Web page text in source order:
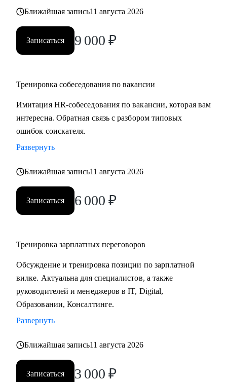
Ближайшая запись11 августа 2026
Записаться 9 000 ₽
Тренировка собеседования по вакансии
Имитация HR-собеседования по вакансии, которая вам
интересна. Обратная связь с разбором типовых
ошибок соискателя.
Развернуть
Ближайшая запись11 августа 2026
Записаться 6 000 ₽
Тренировка зарплатных переговоров
Обсуждение и тренировка позиции по зарплатной
вилке. Актуальна для специалистов, а также
руководителей и менеджеров в IT, Digital,
Образовании, Консалтинге.
Развернуть
Ближайшая запись11 августа 2026
Записаться 3 000 ₽